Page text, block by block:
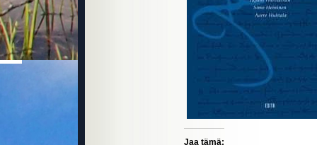
Jaa tämä: